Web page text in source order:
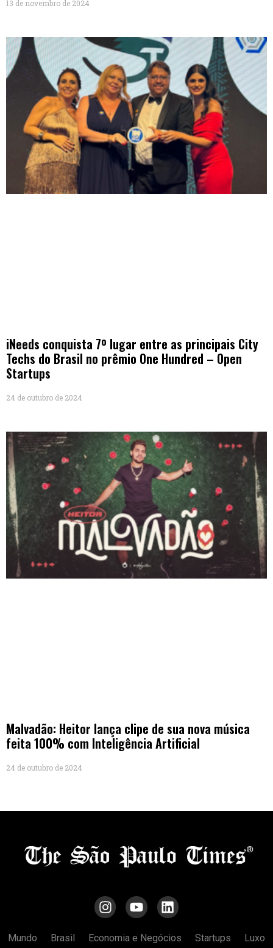
13 de novembro de 2024
iNeeds conquista 7º lugar entre as principais City
Techs do Brasil no prêmio One Hundred – Open
Startups
24 de outubro de 2024
Malvadão: Heitor lança clipe de sua nova música
feita 100% com Inteligência Artificial
24 de outubro de 2024
Mundo Brasil Economia e Negócios Startups Luxo